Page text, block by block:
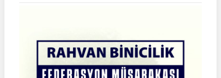
Türkiye
Şampiyonası